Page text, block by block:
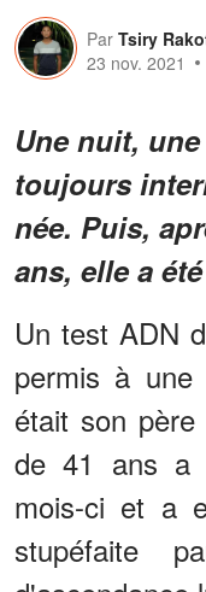
Par Tsiry
23 nov. 2021
Une nuit,
toujours
née. Puis,
ans, elle a
Un test ADN
permis à une
était son
de 41 ans a
mois-ci et a
stupéfaite